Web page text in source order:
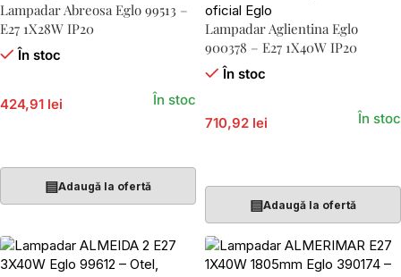
Lampadar Abreosa Eglo 99513 –
E27 1X28W IP20
În stoc
424,91 lei În stoc
▤Adaugă la ofertă
Lampadar Aglientina Eglo
900378 – E27 1X40W IP20
În stoc
710,92 lei În stoc
▤Adaugă la ofertă